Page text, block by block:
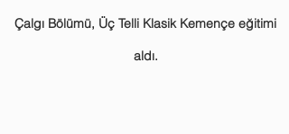
Çalgı Bölümü, Üç Telli Klasik Kemençe eğitimi
aldı.